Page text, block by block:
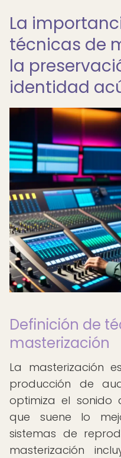
La
técnicas de
la
identidad
Definición de
masterización
La masterización
producción de
optimiza el
que suene lo
sistemas de
masterización